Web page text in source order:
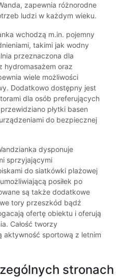
zapewnia różnorodne
ludzi w każdym wieku.
wchodzą m.in. pojemny
takimi jak wodny
przeznaczona dla
hydromasażem oraz
wiele możliwości
Dodatkowo dostępny jest
dla osób preferujących
płytki basen
do bezpiecznej
dysponuje
sprzyjającymi
do siatkówki plażowej
posiłek po
są także dodatkowe
tory przeszkód bądź
ofertę obiektu i oferują
Całość tworzy
aktywność sportową z letnim
stronach